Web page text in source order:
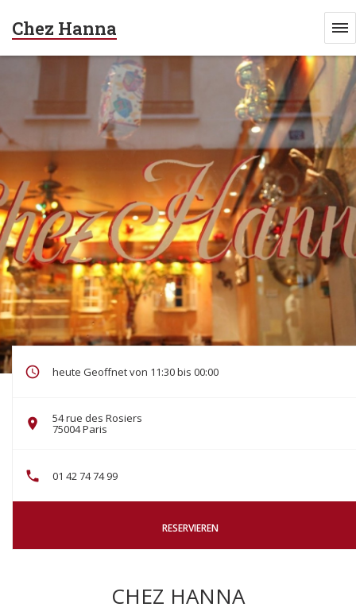
Chez Hanna
heute Geoffnet von 11:30 bis 00:00
54 rue des Rosiers
75004 Paris
01 42 74 74 99
RESERVIEREN
CHEZ HANNA